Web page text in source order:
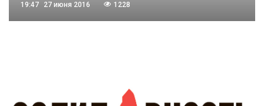
19:47 27 июня 2016 1228